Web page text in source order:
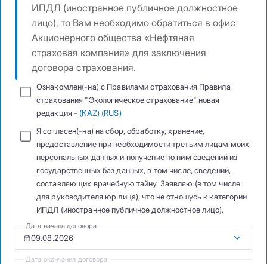
ИПДЛ (иностранное публичное должностное
лицо), то Вам необходимо обратиться в офис
Акционерного общества «Нефтяная
страховая компания» для заключения
договора страхования.
Ознакомлен(-на) с Правилами страхования Правила
страхования "Экологическое страхование" новая
редакция - (KAZ) (RUS)
Я согласен(-на) на сбор, обработку, хранение,
предоставление при необходимости третьим лицам моих
персональных данных и получение по ним сведений из
государственных баз данных, в том числе, сведений,
составляющих врачебную тайну. Заявляю (в том числе
для руководителя юр.лица), что не отношусь к категории
ИПДЛ (иностранное публичное должностное лицо).
Дата начала договора
Дата окончания договора